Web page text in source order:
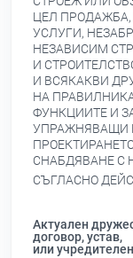
ЦЕЛ ПРОДАЖБА,
УСЛУГИ,
НЕЗАВИСИМ
И
И ВСЯКАКВИ
НА
ФУНКЦИИТЕ И
УПРАЖНЯВАЩИ
СНАБДЯВАНЕ С
СЪГЛАСНО
Актуален
договор, устав,
или